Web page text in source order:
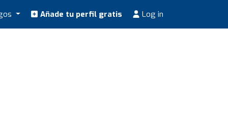
Añade tu perfil gratis Log in